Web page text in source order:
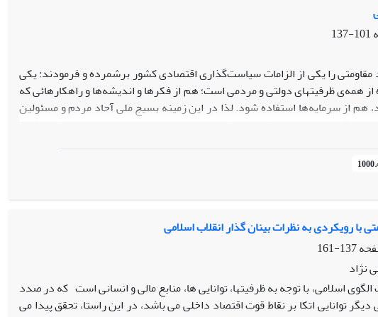
101-137
را یکی از الزامات سیاست‌گذاری اقتصادی کشور برشمرده و فرمودند: یکى
از همه‌‌ى ظرفیتهاى دولتى و مردمى است؛ هم از فکرها و اندیشه‌‌ها و راهکارهائى که
هم از سرمایه‌‌ها استفاده شود. لذا در این زمینه بسیج ملی آحاد مردم و مسئولین
اقتصاد مقاومتی علاوه بر پیش‌نیازها و ابعاد اقتصادی، نیازمند در نظر داشتن
از جمله: مدیریت جهادی، انسجام ملی، مبارزه با رانت‌خواری و فساد، توجه به
توجه به شرکتهای داده بنیان، چابک‌سازی دولت و... بسیج ملی در این میان نقشی
اقتصاد مقاومتی و بسیج ملی، مردم هستند. در این تحقیق ضمن بهره‌گیری از
با رویکردی به نظرات بینان گذار انقلاب اسلامی
137-161
نژاد
اسلامی، با توجه به ظرفیتها، توانایی ها، منابع مالی و انسانی است که در صدد
توانایی اتکا بر نقاط قوت اقتصاد داخلی می باشد، در این راستا، تحقق پیدا می